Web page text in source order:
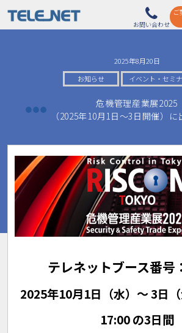
ご
2025年8月20日
お知らせ
イベント・セミ
危機管理産業展2025
（2025年10月1日〜3日開催）
テレネットブース番号：
2025年10月1日（水）〜 3日
17:00 の3日間